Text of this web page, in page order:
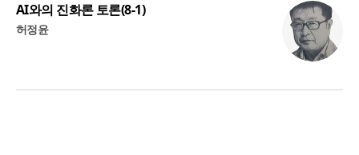
AI와의 진화론 토론(8-1)
허정윤